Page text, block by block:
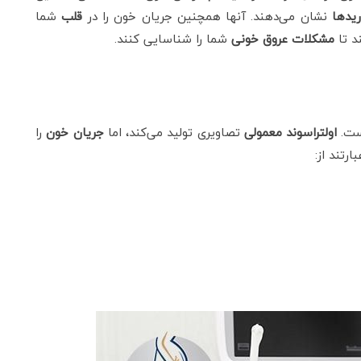
نشان می‌دهند. آنها همچنین جریان خون را در قلبشما
تا مشکلات عروق خونی شما را شناسایی کنند.
اولتراسوند معمولی تصاویری تولید می‌کند، اماجریان خونرا
از: